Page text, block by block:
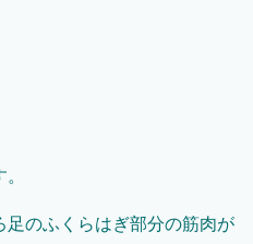
のふくらはぎ部分の筋肉が